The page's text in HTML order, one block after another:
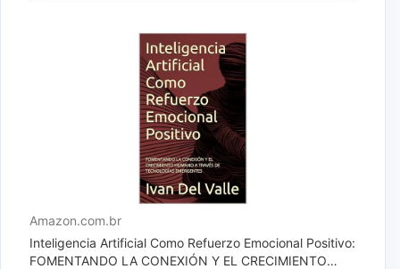
Amazon.com.br
Inteligencia Artificial Como Refuerzo Emocional Positivo:
FOMENTANDO LA CONEXIÓN Y EL CRECIMIENTO